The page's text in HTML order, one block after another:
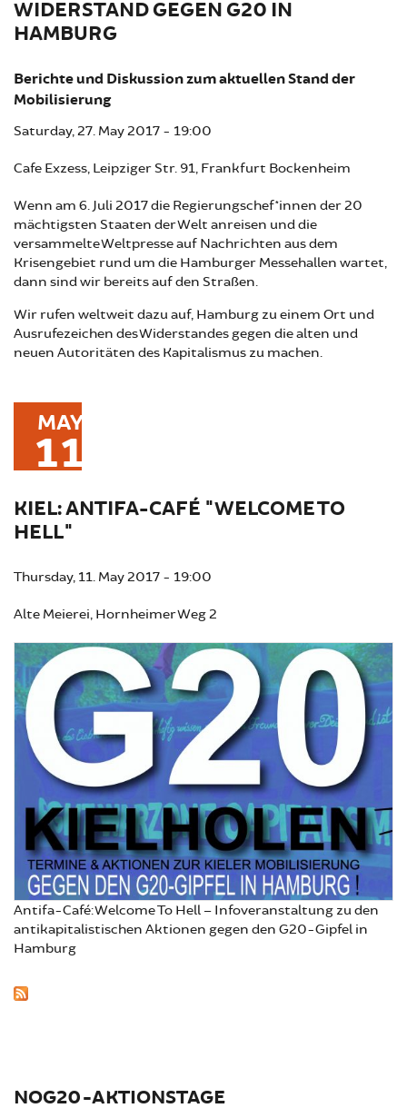
WIDERSTAND GEGEN G20 IN
HAMBURG
Berichte und Diskussion zum aktuellen Stand der
Mobilisierung
Saturday, 27. May 2017 - 19:00
Cafe Exzess, Leipziger Str. 91, Frankfurt Bockenheim
Wenn am 6. Juli 2017 die Regierungschef*innen der 20
mächtigsten Staaten der Welt anreisen und die
versammelte Weltpresse auf Nachrichten aus dem
Krisengebiet rund um die Hamburger Messehallen wartet,
dann sind wir bereits auf den Straßen.
Wir rufen weltweit dazu auf, Hamburg zu einem Ort und
Ausrufezeichen des Widerstandes gegen die alten und
neuen Autoritäten des Kapitalismus zu machen.
MAY
11
KIEL: ANTIFA-CAFÉ "WELCOME TO
HELL"
Thursday, 11. May 2017 - 19:00
Alte Meierei, Hornheimer Weg 2
Antifa-Café: Welcome To Hell – Infoveranstaltung zu den
antikapitalistischen Aktionen gegen den G20-Gipfel in
Hamburg
NOG20-AKTIONSTAGE